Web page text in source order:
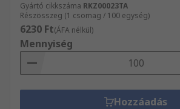
Gyártó cikkszáma RKZ00023TA
Részösszeg (1 csomag / 100 egység)
6230 Ft(ÁFA nélkül)
Mennyiség
Hozzáadás